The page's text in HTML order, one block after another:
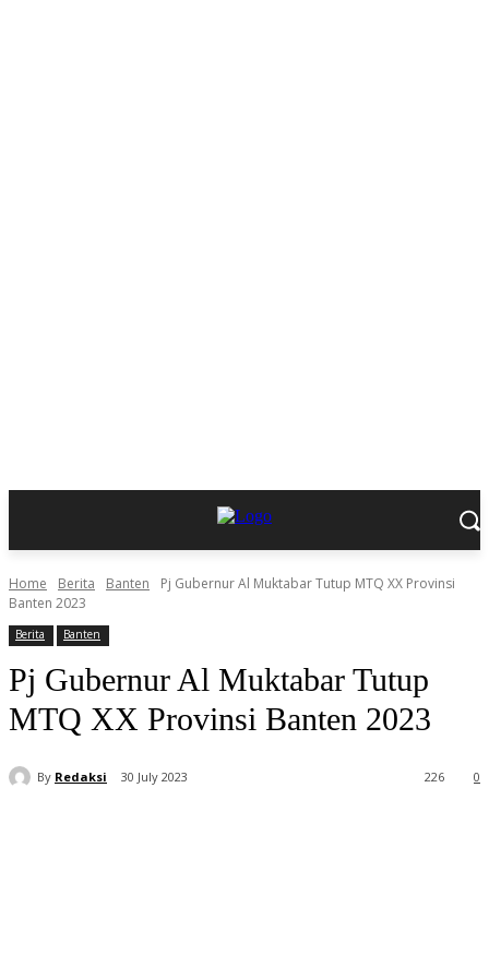
Home Berita Banten
Pj Gubernur Al Muktabar Tutup MTQ XX Provinsi
Banten 2023
Berita Banten
Pj Gubernur Al Muktabar Tutup
MTQ XX Provinsi Banten 2023
By Redaksi 30 July 2023 0
226